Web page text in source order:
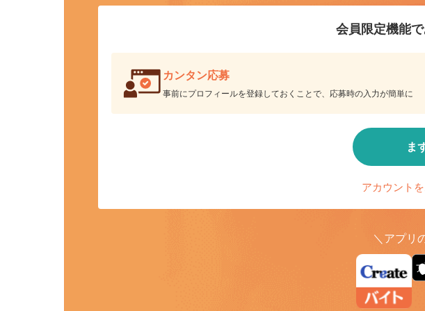
カンタン応募
事前にプロフィールを登録しておくことで、応募時の入力が簡単に
＼アプ